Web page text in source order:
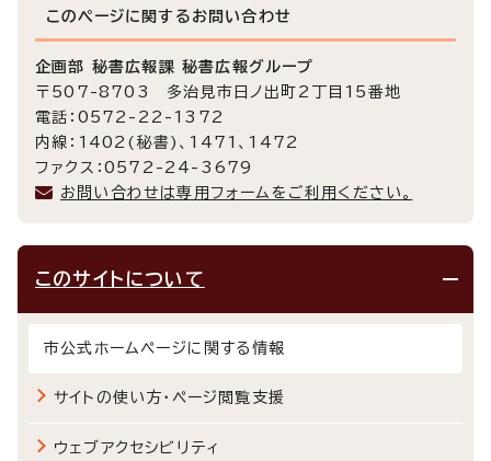
このページに関する お問い合わせ
企画部 秘書広報課 秘書広報グループ
〒507-8703 多治見市日ノ出町2丁目15番地
電話：0572-22-1372
内線：1402(秘書)、1471、1472
ファクス：0572-24-3679
お問い合わせは専用フォームをご利用ください。
このサイトについて
市公式ホームページに関する情報
サイトの使い方・ページ閲覧支援
ウェブアクセシビリティ